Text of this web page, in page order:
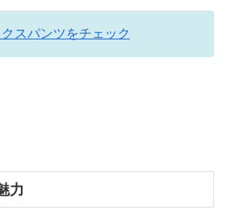
クスパンツをチェック
力